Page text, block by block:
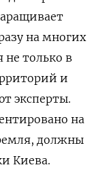
на многих
не только в
и
эксперты.
на
должны
Киева.